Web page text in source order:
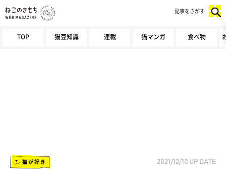
TOP 猫豆知識 連載 猫マンガ 食べ物
記事をさがす
猫が好き 2021/12/10 UP DATE